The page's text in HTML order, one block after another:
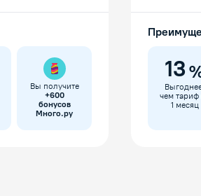
Вы получите
+600
бонусов
Много.ру
13
чем тариф
1 месяц